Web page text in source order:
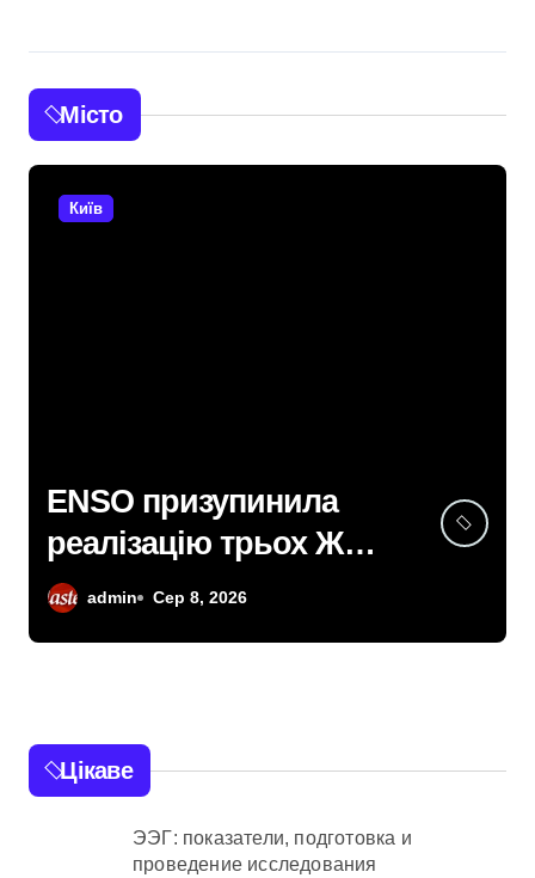
Місто
Київ
ENSO призупинила
реалізацію трьох ЖК у
Києві: офіс закритий,
admin Сер 8, 2026
Цікаве
ЭЭГ: показатели, подготовка и
проведение исследования